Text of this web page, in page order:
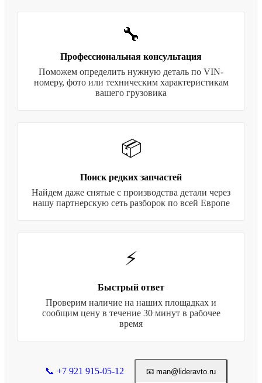
🔧
Профессиональная консультация
Поможем определить нужную деталь по VIN-
номеру, фото или техническим характеристикам
вашего грузовика
📦
Поиск редких запчастей
Найдем даже снятые с производства детали через
нашу партнерскую сеть разборок по всей Европе
⚡
Быстрый ответ
Проверим наличие на наших площадках и
сообщим цену в течение 30 минут в рабочее
время
📞 +7 921 915-05-12 📧 man@lideravto.ru